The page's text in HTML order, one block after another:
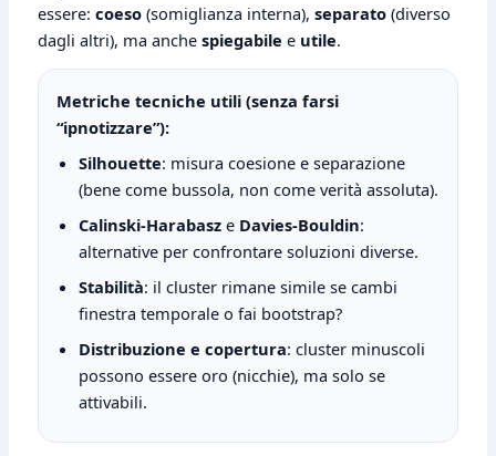
essere:coeso (somiglianza interna),separato (diverso
dagli altri), ma anchespiegabile e utile.
Metriche tecniche utili (senza farsi
“ipnotizzare”):
Silhouette: misura coesione e separazione
(bene come bussola, non come verità assoluta).
Calinski-Harabasz e Davies-Bouldin:
alternative per confrontare soluzioni diverse.
Stabilità: il cluster rimane simile se cambi
finestra temporale o fai bootstrap?
Distribuzione e copertura: cluster minuscoli
possono essere oro (nicchie), ma solo se
attivabili.